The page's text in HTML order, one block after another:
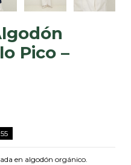
Pico –
55
en algodón orgánico.